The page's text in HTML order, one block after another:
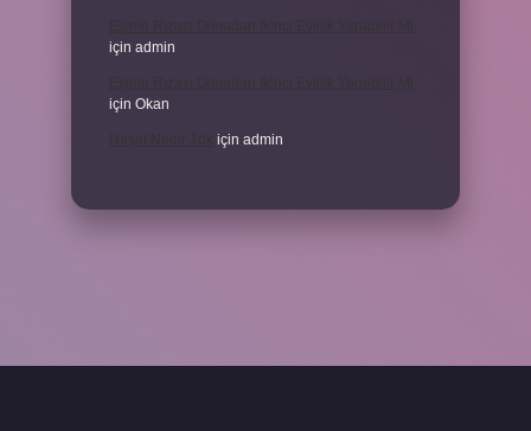
için admin
için Okan
için admin